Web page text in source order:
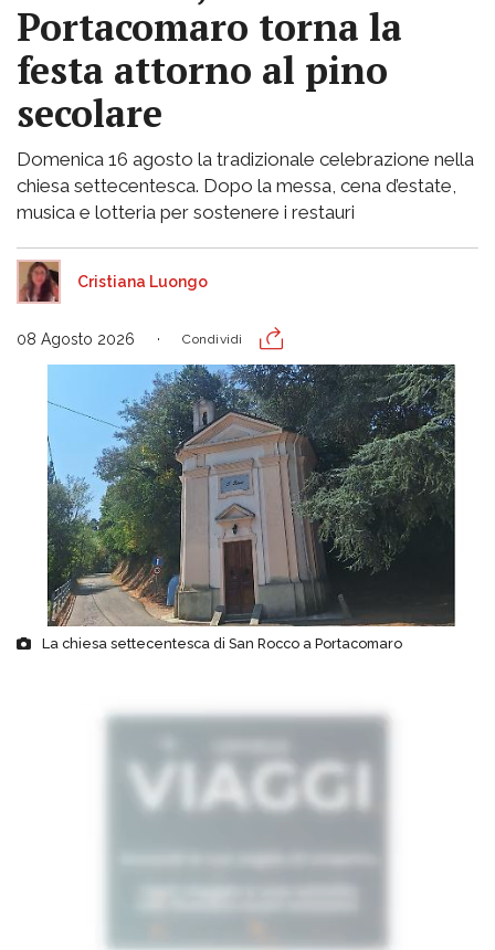
Portacomaro torna la
festa attorno al pino
secolare
Domenica 16 agosto la tradizionale celebrazione nella
chiesa settecentesca. Dopo la messa, cena d’estate,
musica e lotteria per sostenere i restauri
Cristiana Luongo
08 Agosto 2026 Condividi
La chiesa settecentesca di San Rocco a Portacomaro